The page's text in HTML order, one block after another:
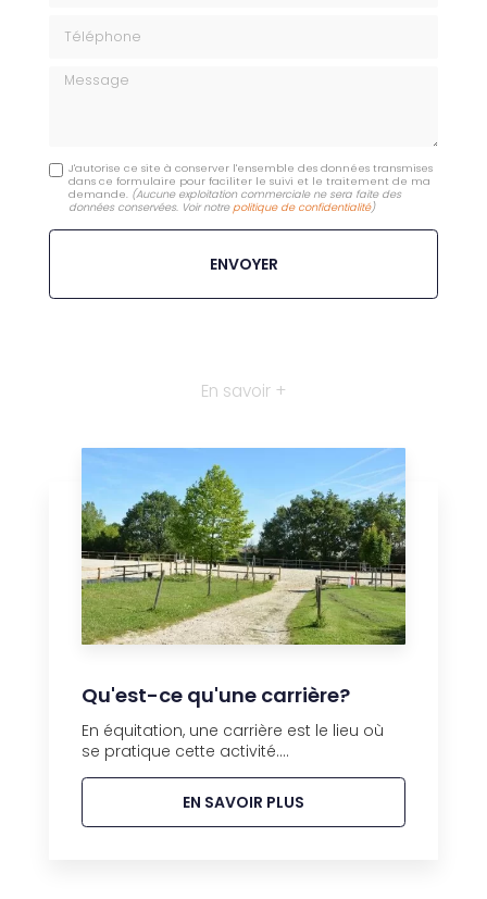
Message
J'autorise ce site à conserver l'ensemble des données transmises
dans ce formulaire pour faciliter le suivi et le traitement de ma
demande. (Aucune exploitation commerciale ne sera faite des
données conservées. Voir notrepolitique de confidentialité)
En savoir +
Qu'est-ce qu'une carrière?
En équitation, une carrière est le lieu où
se pratique cette activité....
EN SAVOIR PLUS